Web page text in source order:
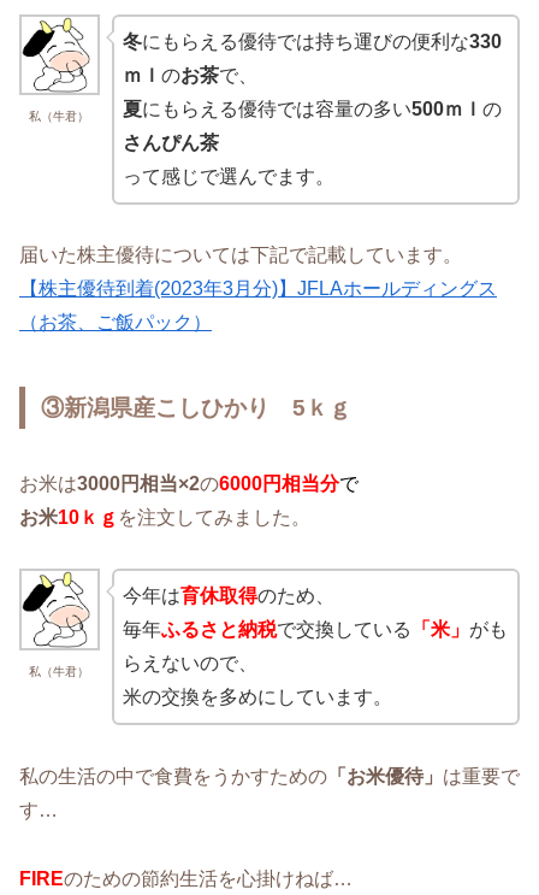
私（牛君）
冬にもらえる優待では持ち運びの便利な330
ｍｌ のお茶で、
夏にもらえる優待では容量の多い500ｍｌ の
さんぴん茶
って感じで選んでます。
届いた株主優待については下記で記載しています。
【株主優待到着(2023年3月分)】JFLAホールディングス
（お茶、ご飯パック）
③新潟県産こしひかり 5ｋｇ
お米は3000円相当×2の6000円相当分で
お米10ｋｇ を注文してみました。
私（牛君）
今年は育休取得のため、
毎年ふるさと納税で交換している 「米」 がも
らえないので、
米の交換を多めにしています。
私の生活の中で食費をうかすための 「お米優待」 は重要で
す…
FIREのための節約生活を心掛けねば…